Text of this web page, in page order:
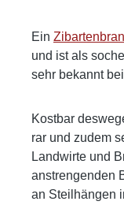
Ein
und ist als
sehr bekannt
Kostbar
rar und zudem
Landwirte und
anstrengenden
an Steilhängen